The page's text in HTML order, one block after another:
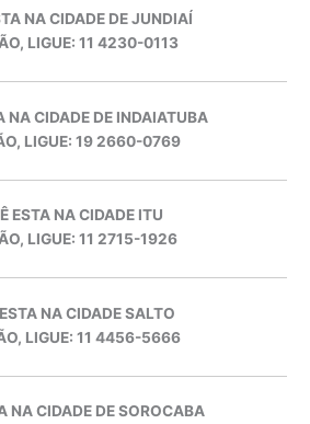
NA CIDADE DE JUNDIAÍ
LIGUE: 11 4230-0113
NA CIDADE DE INDAIATUBA
LIGUE: 19 2660-0769
ESTA NA CIDADE ITU
LIGUE: 11 2715-1926
NA CIDADE SALTO
LIGUE: 11 4456-5666
NA CIDADE DE SOROCABA